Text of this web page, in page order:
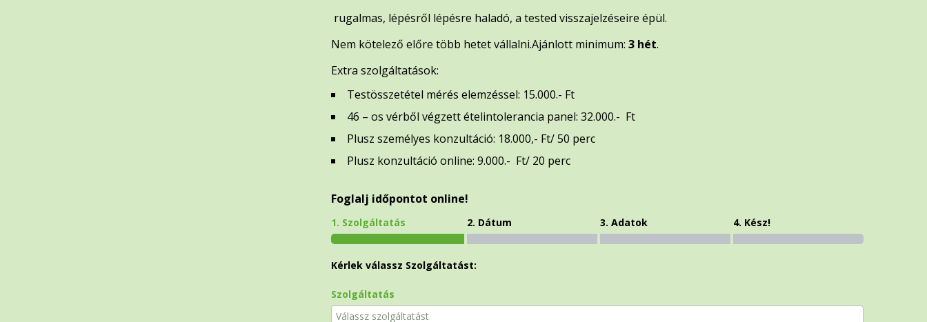
rugalmas, lépésről lépésre haladó, a tested visszajelzéseire épül.
Nem kötelező előre több hetet vállalni.Ajánlott minimum: 3 hét.
Extra szolgáltatások:
Testösszetétel mérés elemzéssel: 15.000.- Ft
46 – os vérből végzett ételintolerancia panel: 32.000.- Ft
Plusz személyes konzultáció: 18.000,- Ft/ 50 perc
Plusz konzultáció online: 9.000.- Ft/ 20 perc
Foglalj időpontot online!
1. Szolgáltatás 2. Dátum 3. Adatok 4. Kész!
Kérlek válassz Szolgáltatást:
Szolgáltatás